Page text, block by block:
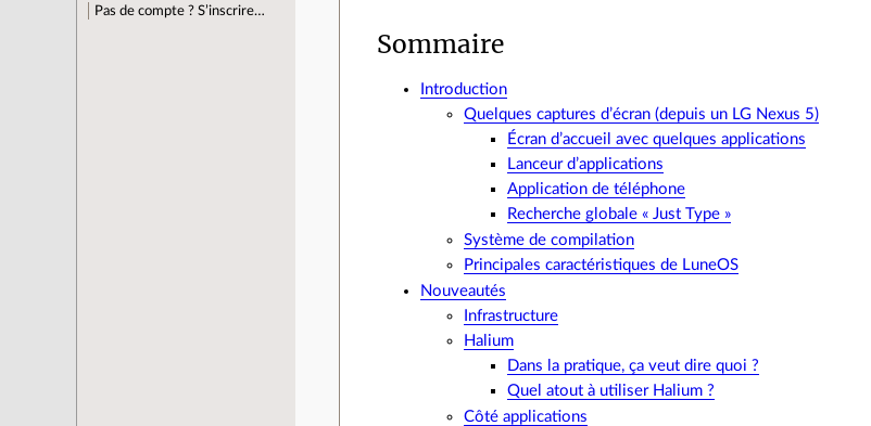
Pas de compte ? S’inscrire…
Sommaire
Introduction
Quelques captures d’écran (depuis un LG Nexus 5)
Écran d’accueil avec quelques applications
Lanceur d’applications
Application de téléphone
Recherche globale « Just Type »
Système de compilation
Principales caractéristiques de LuneOS
Nouveautés
Infrastructure
Halium
Dans la pratique, ça veut dire quoi ?
Quel atout à utiliser Halium ?
Côté applications